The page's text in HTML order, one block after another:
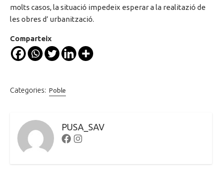
molts casos, la situació impedeix esperar a la realitazió de
les obres d’ urbanització.
Comparteix
Categories: Poble
PUSA_SAV
FacebookInstagram